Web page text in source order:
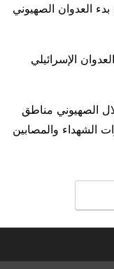
العدوان الصهيوني
الإسرائيلي
الصهيوني مناطق
الشهداء والمصابين